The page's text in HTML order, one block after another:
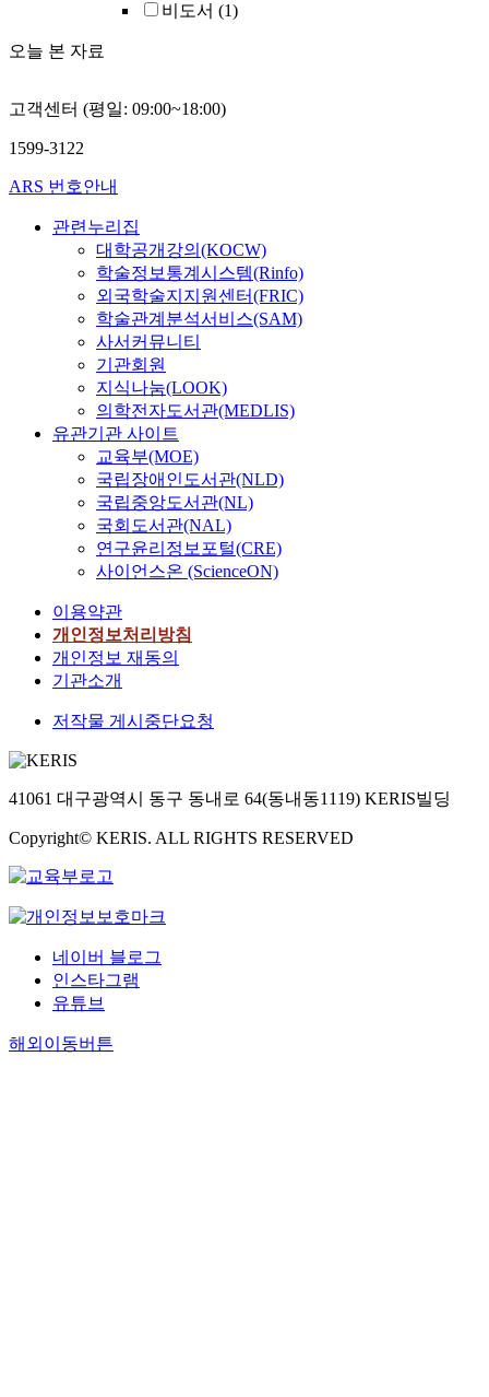
비도서 (1)
오늘 본 자료
고객센터 (평일: 09:00~18:00)
1599-3122
ARS 번호안내
관련누리집
대학공개강의(KOCW)
학술정보통계시스템(Rinfo)
외국학술지지원센터(FRIC)
학술관계분석서비스(SAM)
사서커뮤니티
기관회원
지식나눔(LOOK)
의학전자도서관(MEDLIS)
유관기관 사이트
교육부(MOE)
국립장애인도서관(NLD)
국립중앙도서관(NL)
국회도서관(NAL)
연구윤리정보포털(CRE)
사이언스온 (ScienceON)
이용약관
개인정보처리방침
개인정보 재동의
기관소개
저작물 게시중단요청
41061 대구광역시 동구 동내로 64(동내동1119) KERIS빌딩
Copyright© KERIS. ALL RIGHTS RESERVED
네이버 블로그
인스타그램
유튜브
해외이동버튼